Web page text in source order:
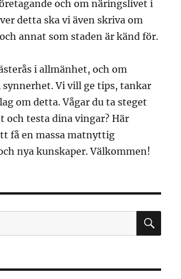
och om näringslivet i
detta ska vi även skriva om
annat som staden är känd för.
i allmänhet, och om
synnerhet. Vi vill ge tips, tankar
om detta. Vågar du ta steget
och testa dina vingar? Här
få en massa matnyttig
nya kunskaper. Välkommen!